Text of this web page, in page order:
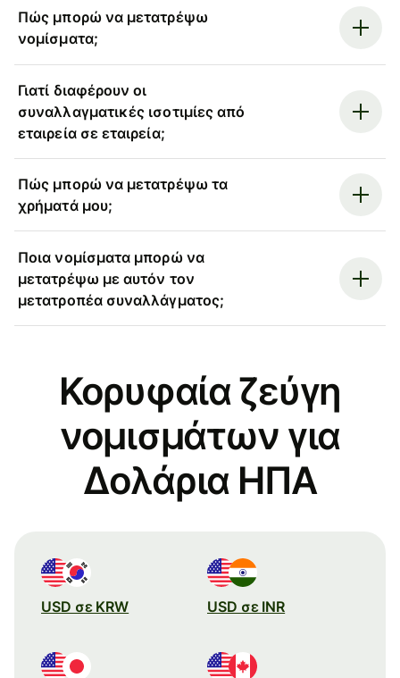
Πώς μπορώ να μετατρέψω
νομίσματα;
Γιατί διαφέρουν οι
συναλλαγματικές ισοτιμίες από
εταιρεία σε εταιρεία;
Πώς μπορώ να μετατρέψω τα
χρήματά μου;
Ποια νομίσματα μπορώ να
μετατρέψω με αυτόν τον
μετατροπέα συναλλάγματος;
Κορυφαία ζεύγη
νομισμάτων για
Δολάρια ΗΠΑ
USD σε KRW USD σε INR